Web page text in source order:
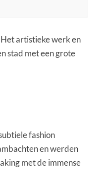
artistieke werk en
stad met een grote
fashion
en werden
met de immense